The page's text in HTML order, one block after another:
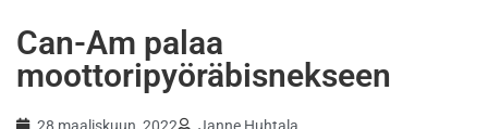
Can-Am palaa
moottoripyöräbisnekseen